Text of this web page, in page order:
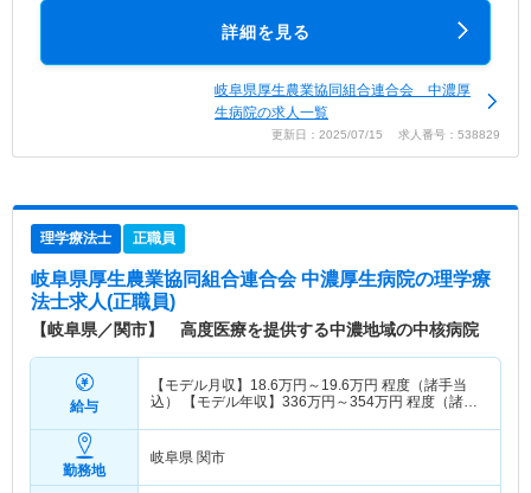
詳細を見る
岐阜県厚生農業協同組合連合会 中濃厚
生病院の求人一覧
更新日：2025/07/15 求人番号：538829
理学療法士 正職員
岐阜県厚生農業協同組合連合会 中濃厚生病院の理学療
法士求人(正職員)
【岐阜県／関市】 高度医療を提供する中濃地域の中核病院
給与
【モデル月収】 18.6万円～ 19.6万円 程度（諸手当
込） 【モデル年収】 336万円～354万円 程度（諸手
勤務地
岐阜県 関市